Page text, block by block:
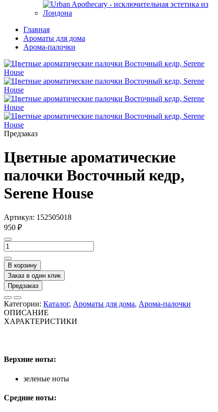
Главная
Ароматы для дома
Арома-палочки
Предзаказ
Цветные ароматические
палочки Восточный кедр,
Serene House
Артикул: 152505018
950 ₽
В корзину
Заказ в один клик
Предзаказ
Категории: Каталог, Ароматы для дома, Арома-палочки
ОПИСАНИЕ
ХАРАКТЕРИСТИКИ
Верхние ноты:
зеленые ноты
Средние ноты: